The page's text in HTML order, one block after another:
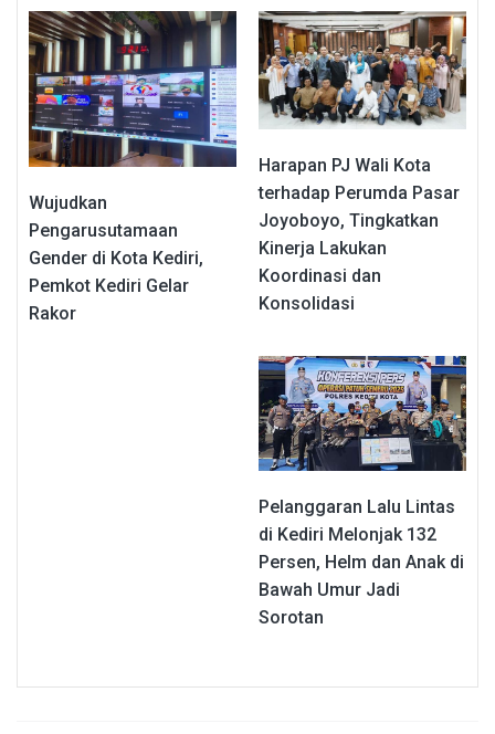
Wujudkan
Pengarusutamaan
Gender di Kota Kediri,
Pemkot Kediri Gelar
Rakor
Harapan PJ Wali Kota
terhadap Perumda Pasar
Joyoboyo, Tingkatkan
Kinerja Lakukan
Koordinasi dan
Konsolidasi
Pelanggaran Lalu Lintas
di Kediri Melonjak 132
Persen, Helm dan Anak di
Bawah Umur Jadi
Sorotan